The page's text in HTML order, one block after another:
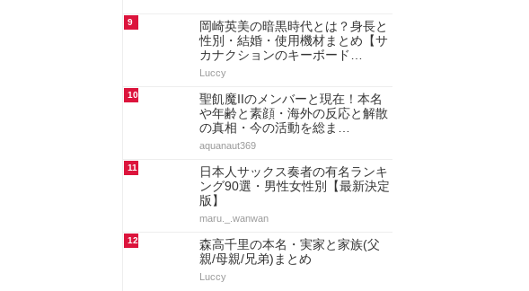
9
岡崎英美の暗黒時代とは？身長と
性別・結婚・使用機材まとめ【サ
カナクションのキーボード…
Luccy
10
聖飢魔IIのメンバーと現在！本名
や年齢と素顔・海外の反応と解散
の真相・今の活動を総ま…
aquanaut369
11
日本人サックス奏者の有名ランキ
ング90選・男性女性別【最新決定
版】
maru._.wanwan
12
森高千里の本名・実家と家族(父
親/母親/兄弟)まとめ
Luccy